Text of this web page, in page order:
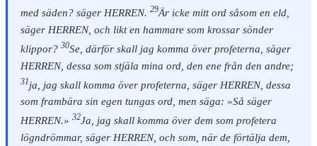
med säden? säger HERREN. 29Är icke mitt ord såsom en eld,
säger HERREN, och likt en hammare som krossar sönder
klippor? 30Se, därför skall jag komma över profeterna, säger
HERREN, dessa som stjäla mina ord, den ene från den andre;
31ja, jag skall komma över profeterna, säger HERREN, dessa
som frambära sin egen tungas ord, men säga: »Så säger
HERREN.» 32Ja, jag skall komma över dem som profetera
lögndrömmar, säger HERREN, och som, när de förtälja dem,